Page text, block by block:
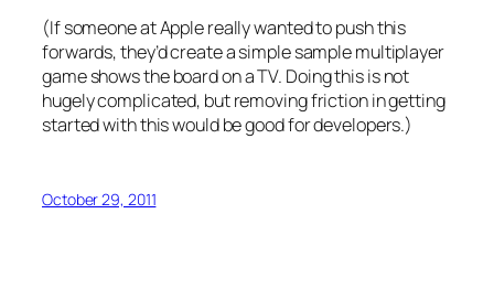
(If someone at Apple really wanted to push this
forwards, they’d create a simple sample multiplayer
game shows the board on a TV. Doing this is not
hugely complicated, but removing friction in getting
started with this would be good for developers.)
October 29, 2011